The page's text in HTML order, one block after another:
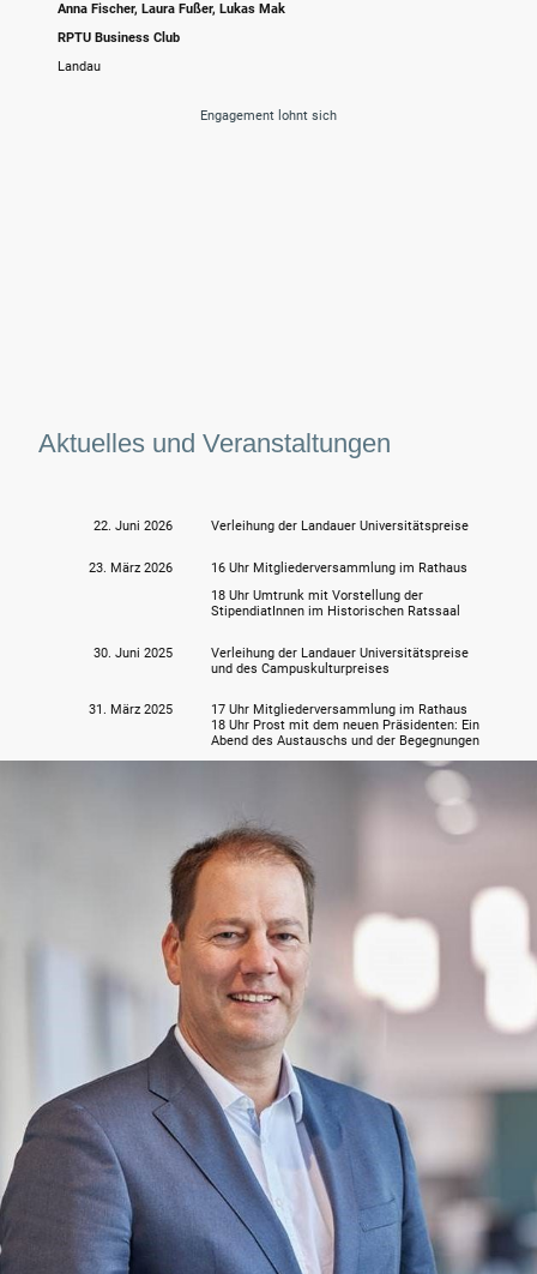
Anna Fischer, Laura Fußer, Lukas Mak
RPTU Business Club
Landau
Engagement lohnt sich
Aktuelles und Veranstaltungen
22. Juni 2026 Verleihung der Landauer Universitätspreise
23. März 2026
16 Uhr Mitgliederversammlung im Rathaus
18 Uhr Umtrunk mit Vorstellung der
StipendiatInnen im Historischen Ratssaal
30. Juni 2025
Verleihung der Landauer Universitätspreise
und des Campuskulturpreises
31. März 2025
17 Uhr Mitgliederversammlung im Rathaus
18 Uhr Prost mit dem neuen Präsidenten: Ein
Abend des Austauschs und der Begegnungen